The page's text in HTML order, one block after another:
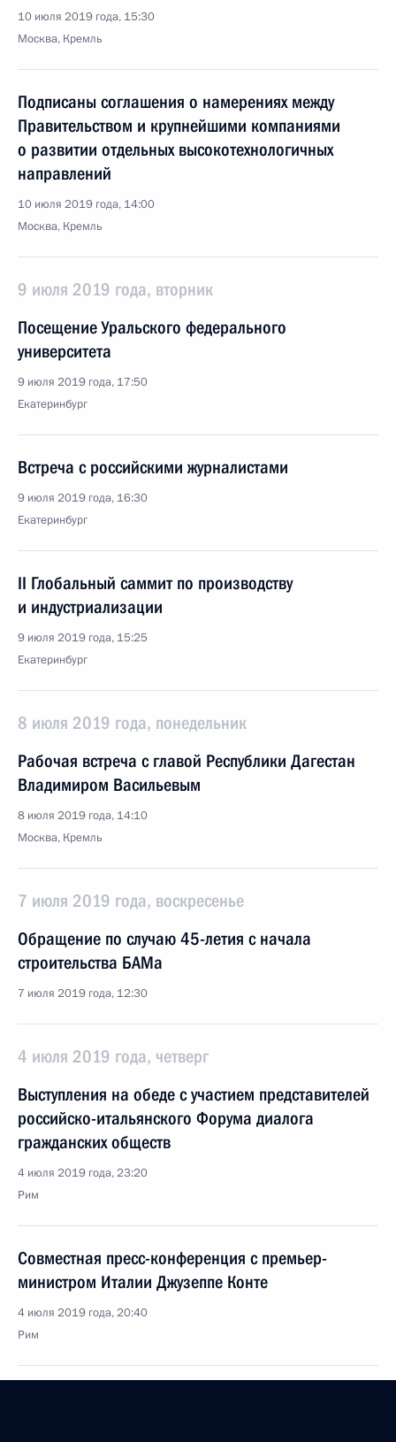
10 июля 2019 года, 15:30
Москва, Кремль
Подписаны соглашения о намерениях между
Правительством и крупнейшими компаниями
о развитии отдельных высокотехнологичных
направлений
10 июля 2019 года, 14:00
Москва, Кремль
9 июля 2019 года, вторник
Посещение Уральского федерального
университета
9 июля 2019 года, 17:50
Екатеринбург
Встреча с российскими журналистами
9 июля 2019 года, 16:30
Екатеринбург
II Глобальный саммит по производству
и индустриализации
9 июля 2019 года, 15:25
Екатеринбург
8 июля 2019 года, понедельник
Рабочая встреча с главой Республики Дагестан
Владимиром Васильевым
8 июля 2019 года, 14:10
Москва, Кремль
7 июля 2019 года, воскресенье
Обращение по случаю 45-летия с начала
строительства БАМа
7 июля 2019 года, 12:30
4 июля 2019 года, четверг
Выступления на обеде с участием представителей
российско-итальянского Форума диалога
гражданских обществ
4 июля 2019 года, 23:20
Рим
Совместная пресс-конференция с премьер-
министром Италии Джузеппе Конте
4 июля 2019 года, 20:40
Рим